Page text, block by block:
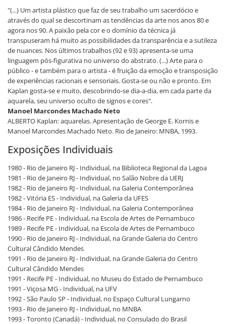
"(...) Um artista plástico que faz de seu trabalho um sacerdócio e
através do qual se descortinam as tendências da arte nos anos 80 e
agora nos 90. A paixão pela cor e o domínio da técnica já
transpuseram há muito as possibilidades da transparência e a sutileza
de nuances. Nos últimos trabalhos (92 e 93) apresenta-se uma
linguagem pós-figurativa no universo do abstrato. (...) Arte para o
público - e também para o artista - é fruição da emoção e transposição
de experiências racionais e sensoriais. Gosta-se ou não e pronto. Em
Kaplan gosta-se e muito, descobrindo-se dia-a-dia, em cada parte da
aquarela, seu universo oculto de signos e cores".
Manoel Marcondes Machado Neto
ALBERTO Kaplan: aquarelas. Apresentação de George E. Kornis e
Manoel Marcondes Machado Neto. Rio de Janeiro: MNBA, 1993.
Exposições Individuais
1980 - Rio de Janeiro RJ - Individual, na Biblioteca Regional da Lagoa
1981 - Rio de Janeiro RJ - Individual, no Salão Nobre da UERJ
1982 - Rio de Janeiro RJ - Individual, na Galeria Contemporânea
1982 - Vitória ES - Individual, na Galeria da UFES
1984 - Rio de Janeiro RJ - Individual, na Galeria Contemporânea
1986 - Recife PE - Individual, na Escola de Artes de Pernambuco
1989 - Recife PE - Individual, na Escola de Artes de Pernambuco
1990 - Rio de Janeiro RJ - Individual, na Grande Galeria do Centro
Cultural Cândido Mendes
1991 - Rio de Janeiro RJ - Individual, na Grande Galeria do Centro
Cultural Cândido Mendes
1991 - Recife PE - Individual, no Museu do Estado de Pernambuco
1991 - Viçosa MG - Individual, na UFV
1992 - São Paulo SP - Individual, no Espaço Cultural Lungarno
1993 - Rio de Janeiro RJ - Individual, no MNBA
1993 - Toronto (Canadá) - Individual, no Consulado do Brasil